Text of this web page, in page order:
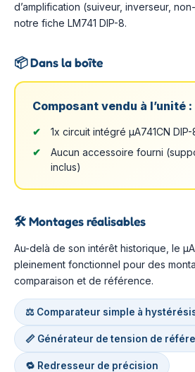
d’amplification (suiveur, inverseur,
notre fiche LM741 DIP-8.
📦Dans la boîte
Composant vendu à l’unité :
1x circuit intégré µA741CN DIP-
Aucun accessoire fourni
inclus)
🛠️Montages réalisables
Au-delà de son intérêt historique, le
pleinement fonctionnel pour des
comparaison et de référence.
⚖️ Comparateur simple à
📏 Générateur de tension de
🔁 Redresseur de précision